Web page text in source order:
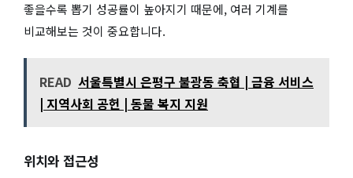
좋을수록 뽑기 성공률이 높아지기 때문에, 여러 기계를
비교해보는 것이 중요합니다.
READ 서울특별시 은평구 불광동 축협 | 금융 서비스
| 지역사회 공헌 | 동물 복지 지원
위치와 접근성